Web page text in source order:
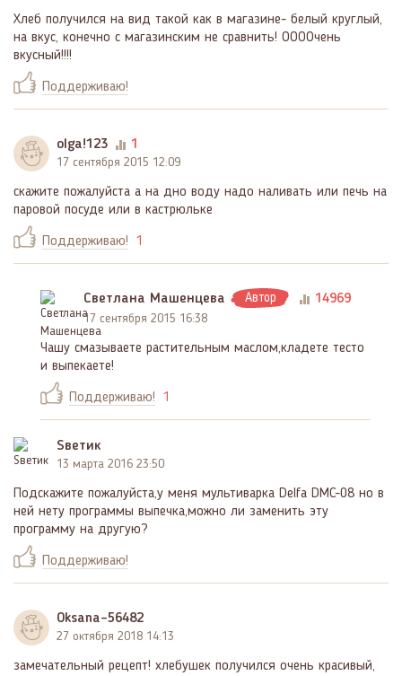
Хлеб получился на вид такой как в магазине- белый круглый,
на вкус, конечно с магазинским не сравнить! ООООчень
вкусный!!!!
Поддерживаю!
olga!123 1
17 сентября 2015 12:09
скажите пожалуйста а на дно воду надо наливать или печь на
паровой посуде или в кастрюльке
Поддерживаю! 1
Светлана Машенцева Автор 14969
17 сентября 2015 16:38
Чашу смазываете растительным маслом,кладете тесто
и выпекаете!
Поддерживаю! 1
Sветик
13 марта 2016 23:50
Подскажите пожалуйста,у меня мультиварка Delfa DMC-08 но в
ней нету программы выпечка,можно ли заменить эту
программу на другую?
Поддерживаю!
Oksana-56482
27 октября 2018 14:13
замечательный рецепт! хлебушек получился очень красивый,